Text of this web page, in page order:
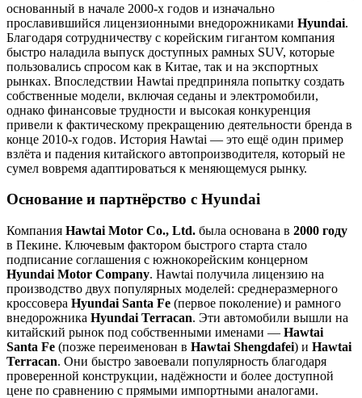
основанный в начале 2000-х годов и изначально
прославившийся лицензионными внедорожниками Hyundai.
Благодаря сотрудничеству с корейским гигантом компания
быстро наладила выпуск доступных рамных SUV, которые
пользовались спросом как в Китае, так и на экспортных
рынках. Впоследствии Hawtai предприняла попытку создать
собственные модели, включая седаны и электромобили,
однако финансовые трудности и высокая конкуренция
привели к фактическому прекращению деятельности бренда в
конце 2010-х годов. История Hawtai — это ещё один пример
взлёта и падения китайского автопроизводителя, который не
сумел вовремя адаптироваться к меняющемуся рынку.
Основание и партнёрство с Hyundai
Компания Hawtai Motor Co., Ltd. была основана в 2000 году
в Пекине. Ключевым фактором быстрого старта стало
подписание соглашения с южнокорейским концерном
Hyundai Motor Company. Hawtai получила лицензию на
производство двух популярных моделей: среднеразмерного
кроссовера Hyundai Santa Fe (первое поколение) и рамного
внедорожника Hyundai Terracan. Эти автомобили вышли на
китайский рынок под собственными именами — Hawtai
Santa Fe (позже переименован в Hawtai Shengdafei) и Hawtai
Terracan. Они быстро завоевали популярность благодаря
проверенной конструкции, надёжности и более доступной
цене по сравнению с прямыми импортными аналогами.